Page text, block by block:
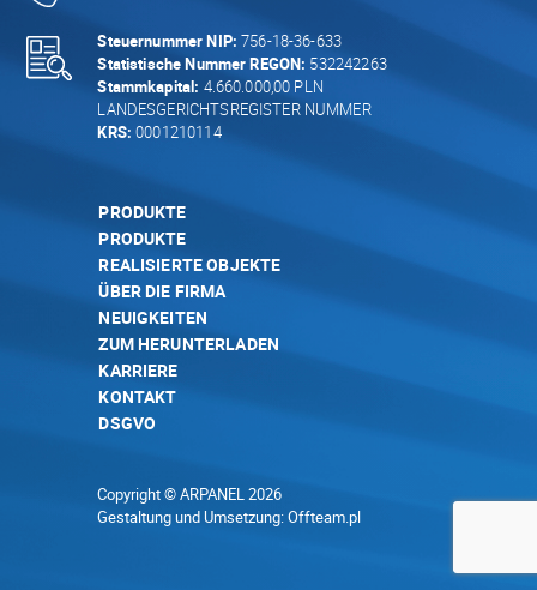
Steuernummer NIP: 756-18-36-633
Statistische Nummer REGON: 532242263
Stammkapital: 4.660.000,00 PLN
LANDESGERICHTSREGISTER NUMMER
KRS: 0001210114
PRODUKTE
PRODUKTE
REALISIERTE OBJEKTE
ÜBER DIE FIRMA
NEUIGKEITEN
ZUM HERUNTERLADEN
KARRIERE
KONTAKT
DSGVO
Copyright © ARPANEL 2026
Gestaltung und Umsetzung:Offteam.pl